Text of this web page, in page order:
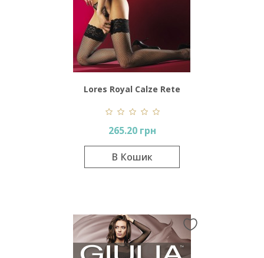
Lores Royal Calze Rete
265.20 грн
В Кошик